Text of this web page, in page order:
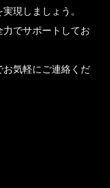
現しましょう。
でサポートしてお
気軽にご連絡くだ